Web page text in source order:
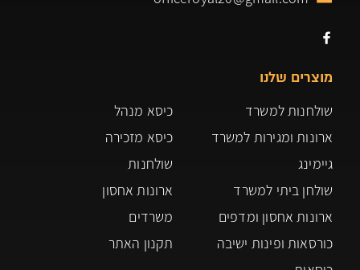
מוצרים שלנו
שולחנות למשרד
ארונות ומגירות למשרד
גיימינג
שולחן ביתי למשרד
ארונות אחסון ומדפים
כורסאות ופינות ישיבה
כיסא מנהל
כיסא מזכירה
שולחנות
ארונות אחסון
משרדים
תקנון האתר